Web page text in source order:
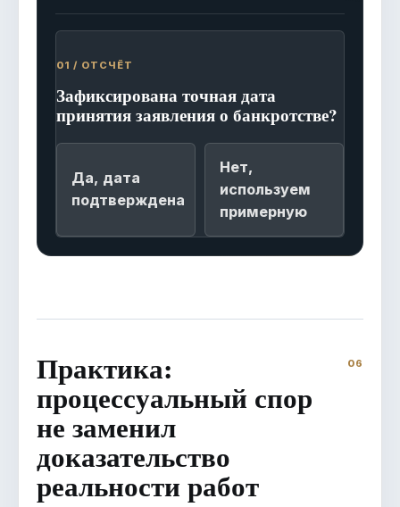
01 / ОТСЧЁТ
Зафиксирована точная дата
принятия заявления о банкротстве?
Да, дата
подтверждена
Нет,
используем
примерную
Практика:
процессуальный спор
не заменил
доказательство
реальности работ